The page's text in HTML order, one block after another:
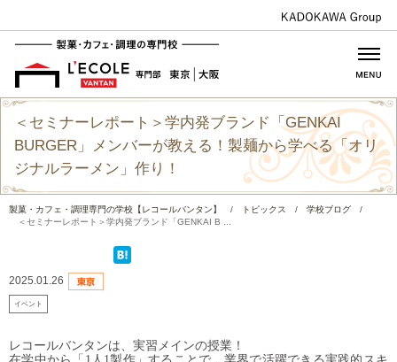
＜セミナーレポート＞学内発ブランド「GENKAI
BURGER」メンバーが教える！製麺から学べる「オリ
ジナルラーメン」作り！
製菓・カフェ・調理専門の学校【レコールバンタン】 / トピックス / 学校ブログ
/
＜セミナーレポート＞学内発ブランド「GENKAI B ...
2025.01.26
イベント
レコールバンタンは、実習メインの授業！